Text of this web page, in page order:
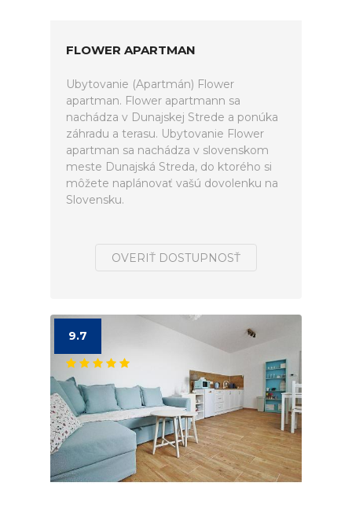
FLOWER APARTMAN
Ubytovanie (Apartmán) Flower
apartman. Flower apartmann sa
nachádza v Dunajskej Strede a ponúka
záhradu a terasu. Ubytovanie Flower
apartman sa nachádza v slovenskom
meste Dunajská Streda, do ktorého si
môžete naplánovať vašú dovolenku na
Slovensku.
OVERIŤ DOSTUPNOSŤ
9.7